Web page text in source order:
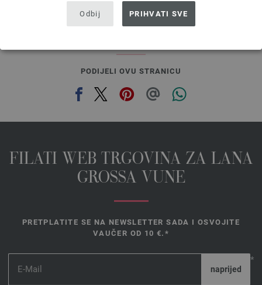
Odbij PRIHVATI SVE
PODIJELI OVU STRANICU
FILATI WEB TRGOVINA ZA LANA
GROSSA VUNE
PRETPLATITE SE NA NEWSLETTER SADA I OSVOJITE
VAUČER OD 10 €.*
*